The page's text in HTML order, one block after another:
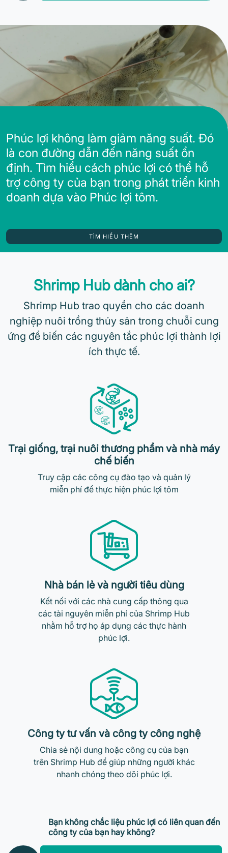
Phúc lợi không làm giảm năng suất. Đó
là con đường dẫn đến năng suất ổn
định. Tìm hiểu cách phúc lợi có thể hỗ
trợ công ty của bạn trong phát triển kinh
doanh dựa vào Phúc lợi tôm.
TÌM HIỂU THÊM
Shrimp Hub dành cho ai?
Shrimp Hub trao quyền cho các doanh
nghiệp nuôi trồng thủy sản trong chuỗi cung
ứng để biến các nguyên tắc phúc lợi thành lợi
ích thực tế.
Trại giống, trại nuôi thương phẩm và nhà máy
chế biến
Truy cập các công cụ đào tạo và quản lý
miễn phí để thực hiện phúc lợi tôm
Nhà bán lẻ và người tiêu dùng
Kết nối với các nhà cung cấp thông qua
các tài nguyên miễn phí của Shrimp Hub
nhằm hỗ trợ họ áp dụng các thực hành
phúc lợi.
Công ty tư vấn và công ty công nghệ
Chia sẻ nội dung hoặc công cụ của bạn
trên Shrimp Hub để giúp những người khác
nhanh chóng theo dõi phúc lợi.
Bạn không chắc liệu phúc lợi có liên quan đến
công ty của bạn hay không?